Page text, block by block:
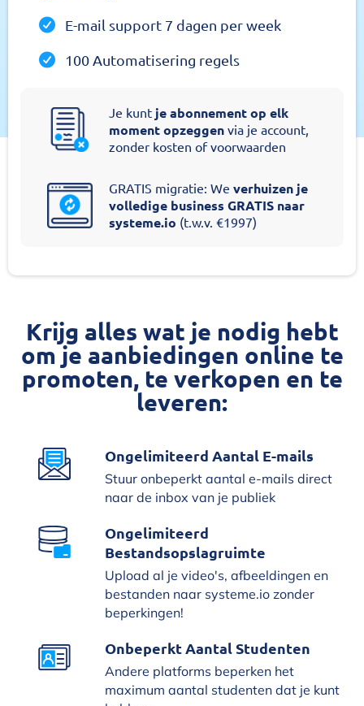
E-mail support 7 dagen per week
100 Automatisering regels
GRATIS migratie: Weverhuizen je
volledige business GRATIS naar
systeme.io (t.w.v. €1997)
Je kunt je abonnement op elk
moment opzeggenvia je account,
zonder kosten of voorwaarden
Krijg alles wat je nodig hebt
om je aanbiedingen online te
promoten, te verkopen en te
leveren:
Ongelimiteerd Aantal E-mails
Stuur onbeperkt aantal e-mails direct
naar de inbox van je publiek
Ongelimiteerd
Bestandsopslagruimte
Upload al je video's, afbeeldingen en
bestanden naar systeme.io zonder
beperkingen!
Onbeperkt Aantal Studenten
Andere platforms beperken het
maximum aantal studenten dat je kunt